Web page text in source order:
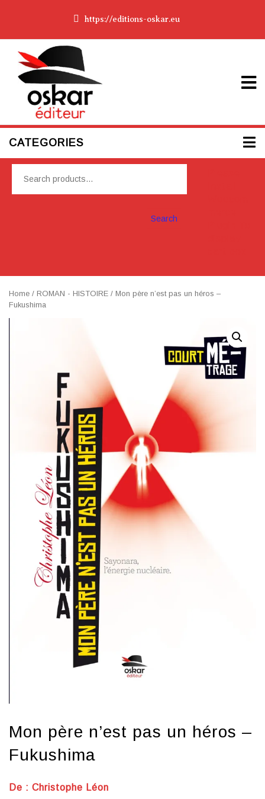
https://editions-oskar.eu
CATEGORIES
Search
Home / ROMAN - HISTOIRE / Mon père n’est pas un héros –
Fukushima
Mon père n’est pas un héros –
Fukushima
De : Christophe Léon